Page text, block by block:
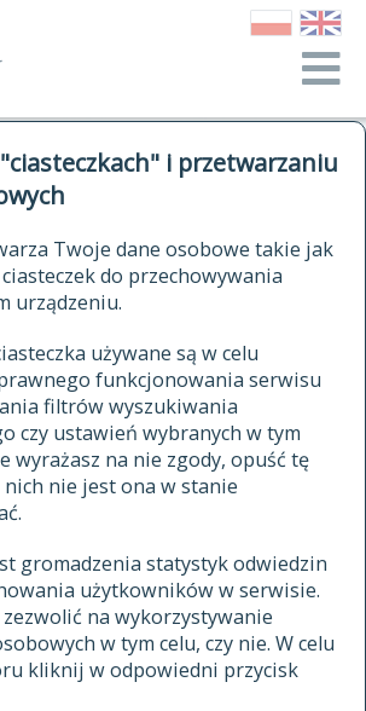
i przetwarzaniu
Twoje dane osobowe takie jak
do przechowywania
urządzeniu.
używane są w celu
funkcjonowania serwisu
filtrów wyszukiwania
czy ustawień wybranych w tym
wyrażasz na nie zgody, opuść tę
nie jest ona w stanie
gromadzenia statystyk odwiedzin
użytkowników w serwisie.
na wykorzystywanie
w tym celu, czy nie. W celu
kliknij w odpowiedni przycisk
hasła
SŁOWNIK
POLSKIEGO
I XVIII WIEKU
znajdź hasła
się od